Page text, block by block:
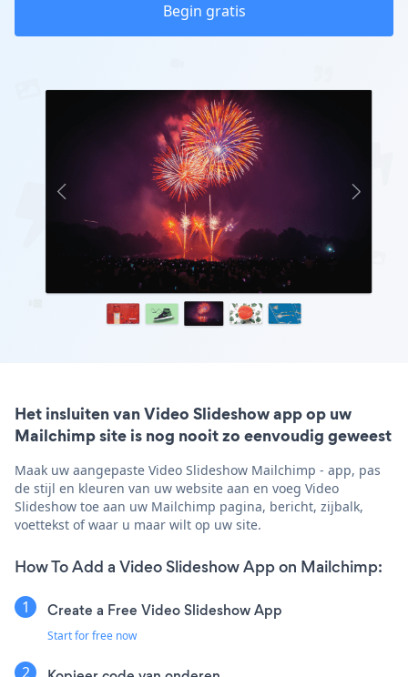
Begin gratis
Het insluiten van Video Slideshow app op uw
Mailchimp site is nog nooit zo eenvoudig geweest
Maak uw aangepaste Video Slideshow Mailchimp - app, pas
de stijl en kleuren van uw website aan en voeg Video
Slideshow toe aan uw Mailchimp pagina, bericht, zijbalk,
voettekst of waar u maar wilt op uw site.
How To Add a Video Slideshow App on Mailchimp:
Create a Free Video Slideshow App
Start for free now